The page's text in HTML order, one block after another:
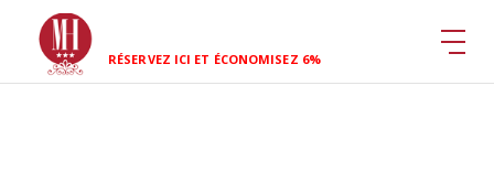
RÉSERVEZ ICI ET ÉCONOMISEZ 6%